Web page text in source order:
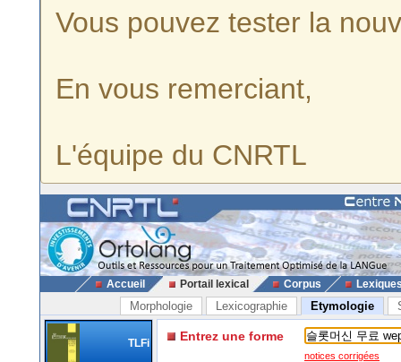
Vous pouvez tester la
En vous remerciant,
L'équipe du CNRTL
Accueil Portail lexical Corpus
Morphologie Lexicographie Etymologie
TLFi Entrez une forme
notices corrigées